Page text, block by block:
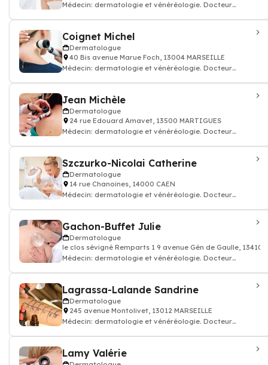
Médecin: dermatologie et vénéréologie. Docteur
Coignet Michel
Dermatologue
40 Bis avenue Marue Foch, 13004 MARSEILLE
Médecin: dermatologie et vénéréologie. Docteur
Jean Michèle
Dermatologue
24 rue Edouard Amavet, 13500 MARTIGUES
Médecin: dermatologie et vénéréologie. Docteur
Szczurko-Nicolai Catherine
Dermatologue
14 rue Chanoines, 14000 CAEN
Médecin: dermatologie et vénéréologie. Docteur
Gachon-Buffet Julie
Dermatologue
le clos sévigné Remparts 1 9 avenue Gén de Gaulle, 13410
Médecin: dermatologie et vénéréologie. Docteur
Lagrassa-Lalande Sandrine
Dermatologue
245 avenue Montolivet, 13012 MARSEILLE
Médecin: dermatologie et vénéréologie. Docteur
Lamy Valérie